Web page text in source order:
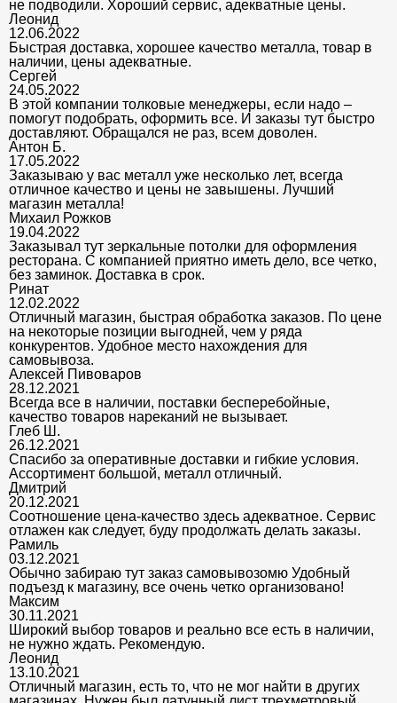
не подводили. Хороший сервис, адекватные цены.
Леонид
12.06.2022
Быстрая доставка, хорошее качество металла, товар в
наличии, цены адекватные.
Сергей
24.05.2022
В этой компании толковые менеджеры, если надо –
помогут подобрать, оформить все. И заказы тут быстро
доставляют. Обращался не раз, всем доволен.
Антон Б.
17.05.2022
Заказываю у вас металл уже несколько лет, всегда
отличное качество и цены не завышены. Лучший
магазин металла!
Михаил Рожков
19.04.2022
Заказывал тут зеркальные потолки для оформления
ресторана. С компанией приятно иметь дело, все четко,
без заминок. Доставка в срок.
Ринат
12.02.2022
Отличный магазин, быстрая обработка заказов. По цене
на некоторые позиции выгодней, чем у ряда
конкурентов. Удобное место нахождения для
самовывоза.
Алексей Пивоваров
28.12.2021
Всегда все в наличии, поставки бесперебойные,
качество товаров нареканий не вызывает.
Глеб Ш.
26.12.2021
Спасибо за оперативные доставки и гибкие условия.
Ассортимент большой, металл отличный.
Дмитрий
20.12.2021
Соотношение цена-качество здесь адекватное. Сервис
отлажен как следует, буду продолжать делать заказы.
Рамиль
03.12.2021
Обычно забираю тут заказ самовывозомю Удобный
подъезд к магазину, все очень четко организовано!
Максим
30.11.2021
Широкий выбор товаров и реально все есть в наличии,
не нужно ждать. Рекомендую.
Леонид
13.10.2021
Отличный магазин, есть то, что не мог найти в других